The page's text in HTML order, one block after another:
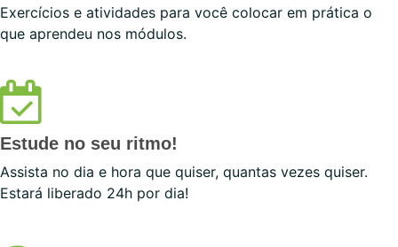
Exercícios e atividades para você colocar em prática o
que aprendeu nos módulos.
Estude no seu ritmo!
Assista no dia e hora que quiser, quantas vezes quiser.
Estará liberado 24h por dia!